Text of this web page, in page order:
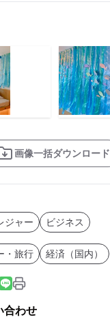
画像一括ダウンロード
ジャー ビジネス
・旅行 経済（国内）
合わせ